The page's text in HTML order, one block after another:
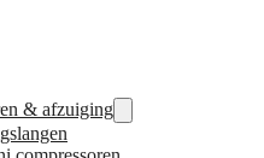
& afzuiging